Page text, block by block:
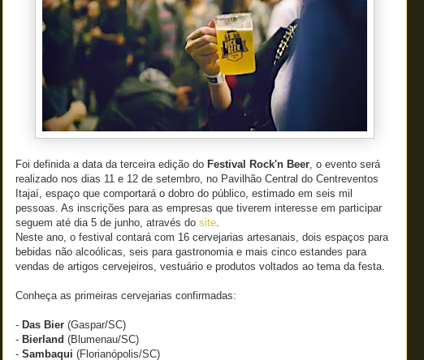
Foi definida a data da terceira edição do Festival Rock'n Beer, o evento será
realizado nos dias 11 e 12 de setembro, no Pavilhão Central do Centreventos
Itajaí, espaço que comportará o dobro do público, estimado em seis mil
pessoas. As inscrições para as empresas que tiverem interesse em participar
seguem até dia 5 de junho, através do site.
Neste ano, o festival contará com 16 cervejarias artesanais, dois espaços para
bebidas não alcoólicas, seis para gastronomia e mais cinco estandes para
vendas de artigos cervejeiros, vestuário e produtos voltados ao tema da festa.
Conheça as primeiras cervejarias confirmadas:
- Das Bier (Gaspar/SC)
- Bierland (Blumenau/SC)
- Sambaqui (Florianópolis/SC)